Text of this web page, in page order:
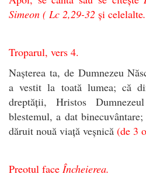
Simeon ( Lc 2,29-32 și celelalte.
Troparul, vers 4.
Nașterea ta, de Dumnezeu
a vestit la toată lumea; că
dreptății, Hristos
blestemul, a dat
dăruit nouă viață veșnică (de 3
Preotul face Încheierea.